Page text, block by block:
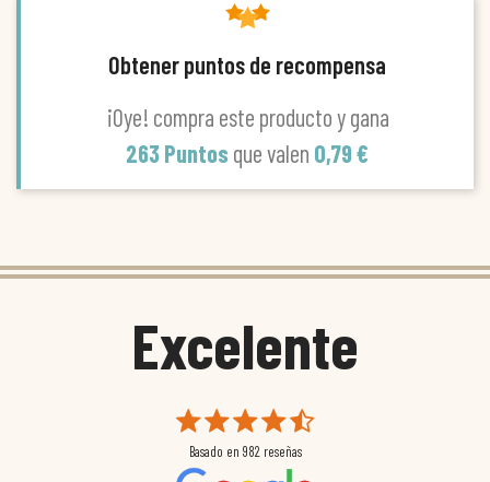
Obtener puntos de recompensa
¡Oye! compra este producto y gana
263 Puntos que valen 0,79 €
Excelente
Basado en 982 reseñas